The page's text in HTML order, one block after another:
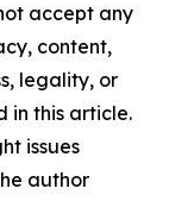
accept any
content,
legality, or
in this article.
issues
author